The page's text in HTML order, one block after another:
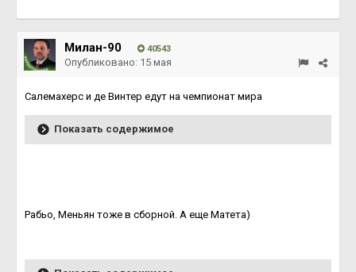
Милан-90 40543
Опубликовано: 15 мая
Cалемахерс и де Винтер едут на чемпионат мира
Показать содержимое
Рабьо, Меньян тоже в сборной. А еще Матета)